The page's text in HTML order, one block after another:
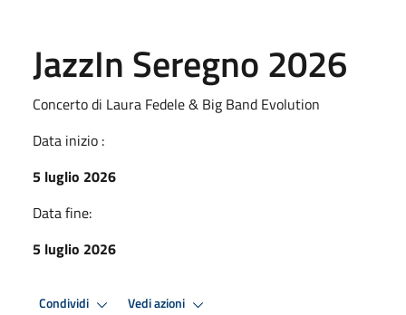
JazzIn Seregno 2026
Concerto di Laura Fedele & Big Band Evolution
Data inizio :
5 luglio 2026
Data fine:
5 luglio 2026
Condividi Vedi azioni